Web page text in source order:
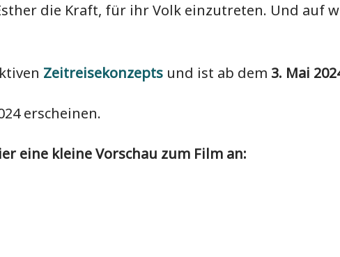
die Kraft, für ihr Volk einzutreten. Und auf
Zeitreisekonzepts und ist ab dem 3. Mai
erscheinen.
eine kleine Vorschau zum Film an: